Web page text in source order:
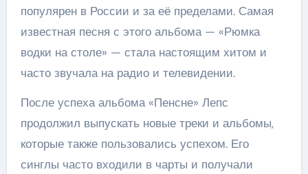
популярен в России и за её пределами. Самая
известная песня с этого альбома — «Рюмка
водки на столе» — стала настоящим хитом и
часто звучала на радио и телевидении.
После успеха альбома «Пенсне» Лепс
продолжил выпускать новые треки и альбомы,
которые также пользовались успехом. Его
синглы часто входили в чарты и получали